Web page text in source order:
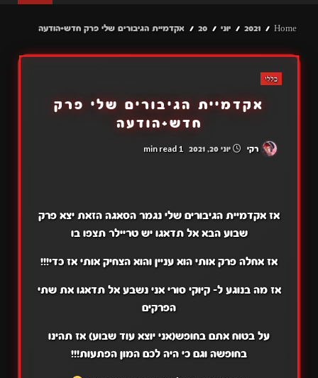
Home
2021 יוני 20 אקדמיית הגיבורים שלי פרק חדש+הודעה
כללי
אקדמיית הגיבורים שלי פרק
חדש+הודעה
רקי יוני 20, 2021 1 min read
אז אקדמיית הגיבורים שלי נגמר הסאגה הזאת יצא פרק
שבוע הבא אל תדאגו יש טריילר תצפו בו
אז אחלה פרק אותי הוא עניין והוא הצחיק אותי אז כדי!!!
אז מה בנוגע ל- קיוקי סורי אני נשבע אל תדאגו את שתי
הפרקים
על בטוח אתם בחופש(אני יוצא עוד שבוע) אז תהינו
בחופשה וגם כי היה לכם המון הפתעות!!!